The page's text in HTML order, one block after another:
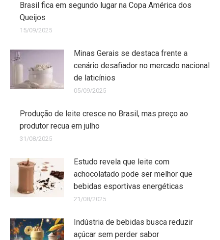
Brasil fica em segundo lugar na Copa América dos
Queijos
15/09/2025
Minas Gerais se destaca frente a
cenário desafiador no mercado nacional
de laticínios
05/09/2025
Produção de leite cresce no Brasil, mas preço ao
produtor recua em julho
31/08/2025
Estudo revela que leite com
achocolatado pode ser melhor que
bebidas esportivas energéticas
21/08/2025
Indústria de bebidas busca reduzir
açúcar sem perder sabor